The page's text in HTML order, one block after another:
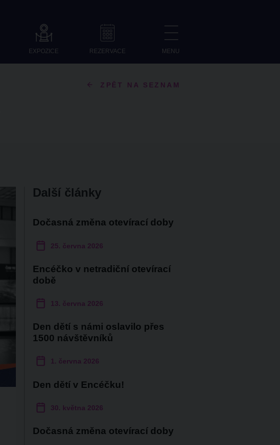
EXPOZICE REZERVACE MENU
ZPĚT NA SEZNAM
Další články
Dočasná změna otevírací doby
25. června 2026
Encéčko v netradiční otevírací
době
13. června 2026
Den dětí s námi oslavilo přes
1500 návštěvníků
1. června 2026
Den dětí v Encéčku!
30. května 2026
Dočasná změna otevírací doby